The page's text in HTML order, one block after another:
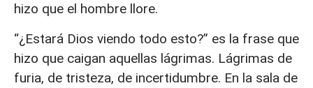
hizo que el hombre llore.
“¿Estará Dios viendo todo esto?” es la frase que
hizo que caigan aquellas lágrimas. Lágrimas de
furia, de tristeza, de incertidumbre. En la sala de